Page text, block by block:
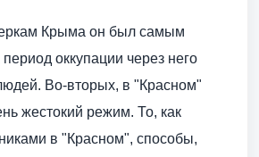
Крыма он был самым
оккупации через него
Во-вторых, в "Красном"
жестокий режим. То, как
в "Красном", способы,